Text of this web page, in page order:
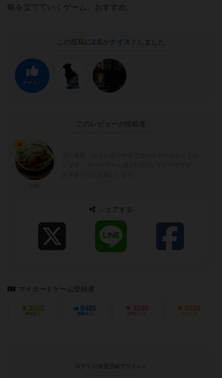
略を立てていくゲーム。おすすめ。
この投稿に 2名がナイス！ しました
ナイス！
このレビューの投稿者
シェアする
マイボードゲーム登録者
2028
興味あり
8485
経験あり
4040
お気に入り
6438
持ってる
ログイン/会員登録でコメント